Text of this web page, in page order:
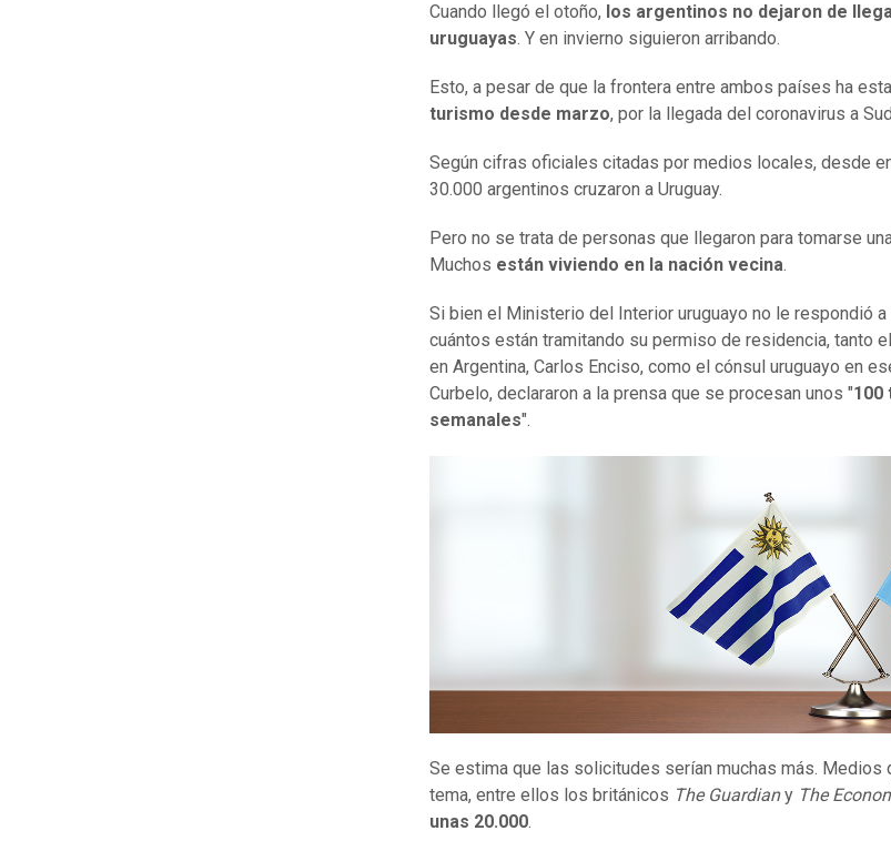
Cuando llegó el otoño, los argentinos no dejaron de
uruguayas. Y en invierno siguieron arribando.
Esto, a pesar de que la frontera entre ambos países ha
turismo desde marzo, por la llegada del coronavirus a
Según cifras oficiales citadas por medios locales, desde
30.000 argentinos cruzaron a Uruguay.
Pero no se trata de personas que llegaron para tomarse
Muchos están viviendo en la nación vecina.
Si bien el Ministerio del Interior uruguayo no le respondió a
cuántos están tramitando su permiso de residencia, tanto
en Argentina, Carlos Enciso, como el cónsul uruguayo en
Curbelo, declararon a la prensa que se procesan unos "100
semanales".
Se estima que las solicitudes serían muchas más. Medios
tema, entre ellos los británicos The Guardiany The
unas 20.000.